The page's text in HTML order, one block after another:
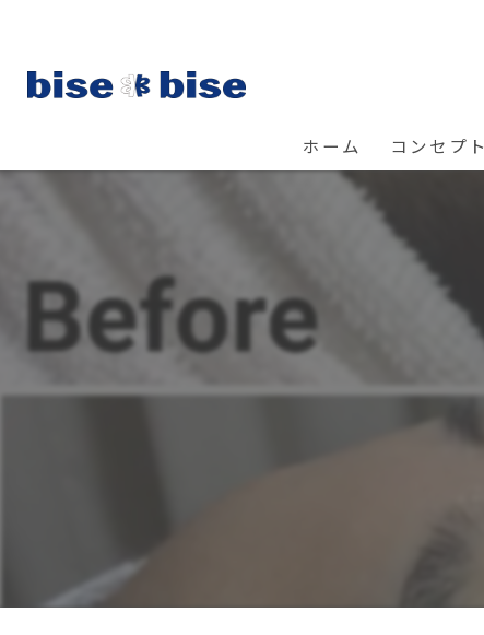
ホーム コンセプト